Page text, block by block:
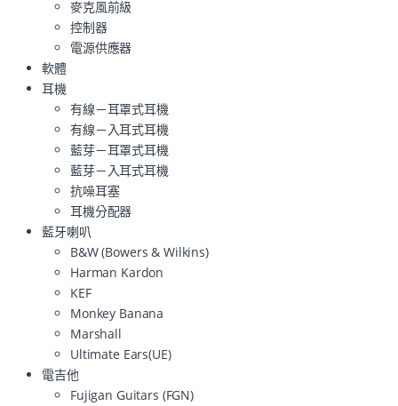
麥克風前級
控制器
電源供應器
軟體
耳機
有線－耳罩式耳機
有線－入耳式耳機
藍芽－耳罩式耳機
藍芽－入耳式耳機
抗噪耳塞
耳機分配器
藍牙喇叭
B&W (Bowers & Wilkins)
Harman Kardon
KEF
Monkey Banana
Marshall
Ultimate Ears(UE)
電吉他
Fujigan Guitars (FGN)